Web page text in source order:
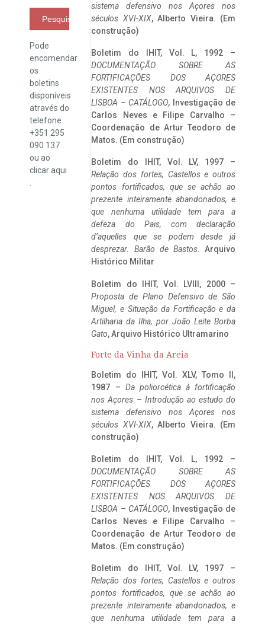
Pesquisar
Pode
encomendar
os
boletins
disponíveis
através do
telefone
+351 295
090 137
ou ao
clicaraqui
sistema defensivo nos Açores nos
séculos XVI-XIX, Alberto Vieira. (Em
construção)
Boletim do IHIT, Vol. L, 1992 –
DOCUMENTAÇÃO SOBRE AS
FORTIFICAÇÕES DOS AÇORES
EXISTENTES NOS ARQUIVOS DE
LISBOA – CATÁLOGO, Investigação de
Carlos Neves e Filipe Carvalho –
Coordenação de Artur Teodoro de
Matos. (Em construção)
Boletim do IHIT, Vol. LV, 1997 –
Relação dos fortes, Castellos e outros
pontos fortificados, que se achão ao
prezente inteiramente abandonados, e
que nenhuma utilidade tem para a
defeza do Pais, com declaração
d’aquelles que se podem desde já
desprezar. Barão de Bastos. Arquivo
Histórico Militar
Boletim do IHIT, Vol. LVIII, 2000 –
Proposta de Plano Defensivo de São
Miguel, e Situação da Fortificação e da
Artilharia da Ilha, por João Leite Borba
Gato, Arquivo Histórico Ultramarino
Forte da Vinha da Areia
Boletim do IHIT, Vol. XLV, Tomo II,
1987 – Da poliorcética à fortificação
nos Açores – Introdução ao estudo do
sistema defensivo nos Açores nos
séculos XVI-XIX, Alberto Vieira. (Em
construção)
Boletim do IHIT, Vol. L, 1992 –
DOCUMENTAÇÃO SOBRE AS
FORTIFICAÇÕES DOS AÇORES
EXISTENTES NOS ARQUIVOS DE
LISBOA – CATÁLOGO, Investigação de
Carlos Neves e Filipe Carvalho –
Coordenação de Artur Teodoro de
Matos. (Em construção)
Boletim do IHIT, Vol. LV, 1997 –
Relação dos fortes, Castellos e outros
pontos fortificados, que se achão ao
prezente inteiramente abandonados, e
que nenhuma utilidade tem para a